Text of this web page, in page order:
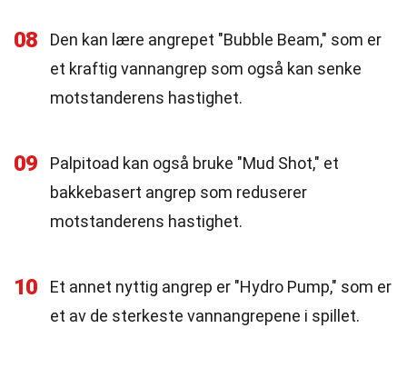
08
Den kan lære angrepet "Bubble Beam," som er
et kraftig vannangrep som også kan senke
motstanderens hastighet.
09
Palpitoad kan også bruke "Mud Shot," et
bakkebasert angrep som reduserer
motstanderens hastighet.
10
Et annet nyttig angrep er "Hydro Pump," som er
et av de sterkeste vannangrepene i spillet.